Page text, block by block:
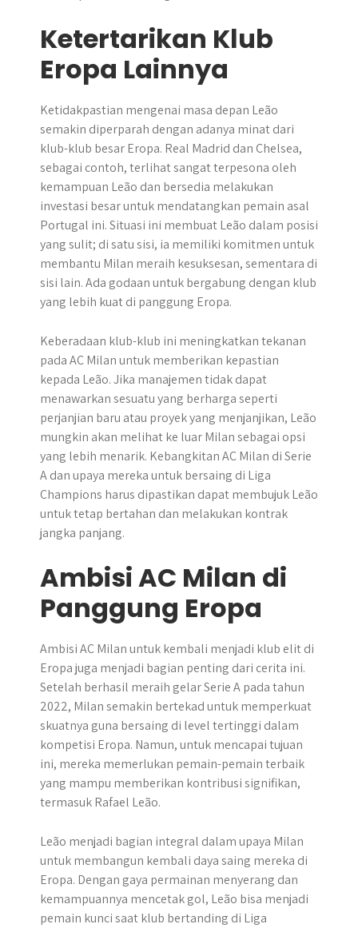
Ketertarikan Klub
Eropa Lainnya
Ketidakpastian mengenai masa depan Leão
semakin diperparah dengan adanya minat dari
klub-klub besar Eropa. Real Madrid dan Chelsea,
sebagai contoh, terlihat sangat terpesona oleh
kemampuan Leão dan bersedia melakukan
investasi besar untuk mendatangkan pemain asal
Portugal ini. Situasi ini membuat Leão dalam posisi
yang sulit; di satu sisi, ia memiliki komitmen untuk
membantu Milan meraih kesuksesan, sementara di
sisi lain. Ada godaan untuk bergabung dengan klub
yang lebih kuat di panggung Eropa.
Keberadaan klub-klub ini meningkatkan tekanan
pada AC Milan untuk memberikan kepastian
kepada Leão. Jika manajemen tidak dapat
menawarkan sesuatu yang berharga seperti
perjanjian baru atau proyek yang menjanjikan, Leão
mungkin akan melihat ke luar Milan sebagai opsi
yang lebih menarik. Kebangkitan AC Milan di Serie
A dan upaya mereka untuk bersaing di Liga
Champions harus dipastikan dapat membujuk Leão
untuk tetap bertahan dan melakukan kontrak
jangka panjang.
Ambisi AC Milan di
Panggung Eropa
Ambisi AC Milan untuk kembali menjadi klub elit di
Eropa juga menjadi bagian penting dari cerita ini.
Setelah berhasil meraih gelar Serie A pada tahun
2022, Milan semakin bertekad untuk memperkuat
skuatnya guna bersaing di level tertinggi dalam
kompetisi Eropa. Namun, untuk mencapai tujuan
ini, mereka memerlukan pemain-pemain terbaik
yang mampu memberikan kontribusi signifikan,
termasuk Rafael Leão.
Leão menjadi bagian integral dalam upaya Milan
untuk membangun kembali daya saing mereka di
Eropa. Dengan gaya permainan menyerang dan
kemampuannya mencetak gol, Leão bisa menjadi
pemain kunci saat klub bertanding di Liga